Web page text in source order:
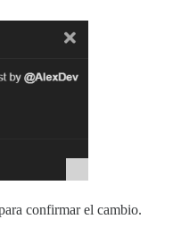
confirmar el cambio.